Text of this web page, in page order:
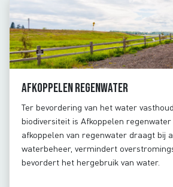
Afkoppelen regenwater
Ter bevordering van het water
biodiversiteit is Afkoppelen
afkoppelen van regenwater draagt bij
waterbeheer, vermindert
bevordert het hergebruik van water.